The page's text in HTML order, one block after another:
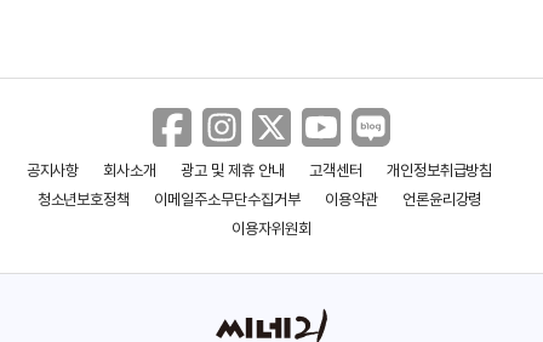
아이폰4 필름 페스티벌 블러디 쉐이크
공지사항 회사소개 광고 및 제휴 안내 고객센터
개인정보취급방침
청소년보호정책
이메일주소무단수집거부 이용약관
언론윤리강령
이용자위원회